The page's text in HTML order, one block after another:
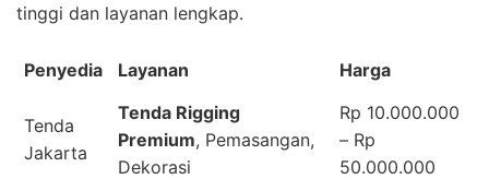
tinggi dan layanan lengkap.
Penyedia Layanan Harga
Tenda
Jakarta
Tenda Rigging
Premium, Pemasangan,
Dekorasi
Rp 10.000.000
– Rp
50.000.000